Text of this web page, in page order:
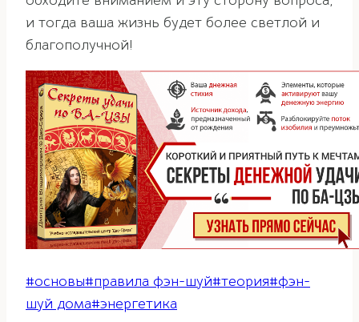
и тогда ваша жизнь будет более светлой и
благополучной!
Метки
записи:
#основы#правила фэн-шуй#теория#фэн-
шуй дома#энергетика